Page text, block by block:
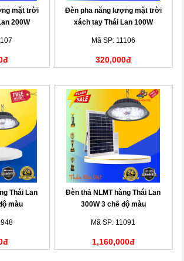
mặt trời
200W
Đèn pha năng lượng mặt trời
xách tay Thái Lan 100W
Mã SP: 11106
320,000đ
Thái Lan
màu
Đèn thả NLMT hàng Thái Lan
300W 3 chế độ màu
Mã SP: 11091
1,160,000đ